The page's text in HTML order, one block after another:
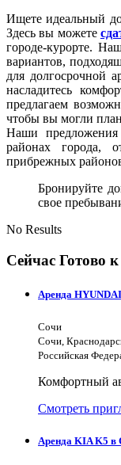
Ищете идеальный
Здесь вы можете
городе-курорте.
вариантов,
для долгосрочной
насладитесь
предлагаем
чтобы вы могли
Наши
районах города,
прибрежных
Бронируйте
свое
No Results
Сейчас Готово
Аренда
Сочи
Сочи,
Российская
Комфортный
Смотреть
Аренда KIA K5 в